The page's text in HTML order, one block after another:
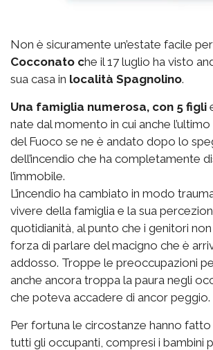
Non è sicuramente un’estate facile per
Cocconato che il 17 luglio ha visto
sua casa in località Spagnolino.
Una famiglia numerosa, con 5 figli
nate dal momento in cui anche
del Fuoco se ne è andato dopo lo
dell’incendio che ha completamente
l’immobile.
L’incendio ha cambiato in modo
vivere della famiglia e la sua
quotidianità, al punto che i genitori
forza di parlare del macigno che è
addosso. Troppe le preoccupazioni
anche ancora troppa la paura negli
che poteva accadere di ancor peggio.
Per fortuna le circostanze hanno
tutti gli occupanti, compresi i bambini